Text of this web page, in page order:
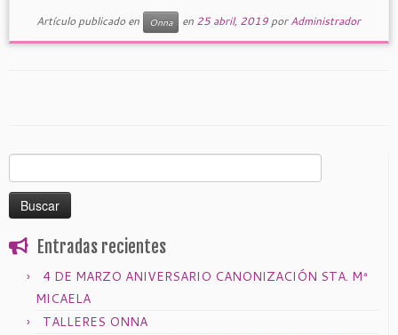
Artículo publicado en Onna en 25 abril, 2019 porAdministrador
Entradas recientes
4 DE MARZO ANIVERSARIO CANONIZACIÓN STA. Mª
MICAELA
TALLERES ONNA